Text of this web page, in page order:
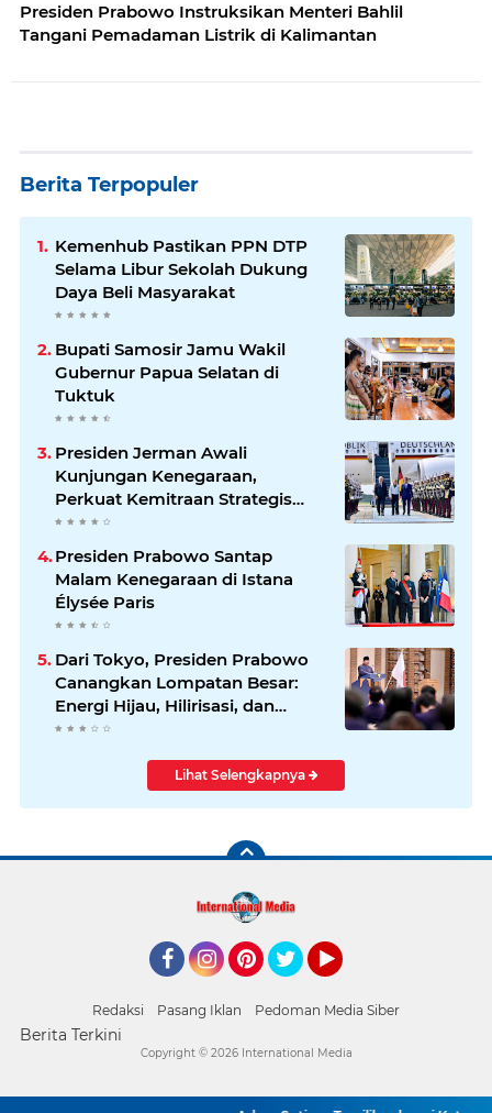
Presiden Prabowo Instruksikan Menteri Bahlil
Tangani Pemadaman Listrik di Kalimantan
Berita Terpopuler
Kemenhub Pastikan PPN DTP
Selama Libur Sekolah Dukung
Daya Beli Masyarakat
Bupati Samosir Jamu Wakil
Gubernur Papua Selatan di
Tuktuk
Presiden Jerman Awali
Kunjungan Kenegaraan,
Perkuat Kemitraan Strategis
Indonesia–Jerman
Presiden Prabowo Santap
Malam Kenegaraan di Istana
Élysée Paris
Dari Tokyo, Presiden Prabowo
Canangkan Lompatan Besar:
Energi Hijau, Hilirisasi, dan
Diplomasi Ekonomi
Lihat Selengkapnya
Redaksi Pasang Iklan Pedoman Media Siber
Berita Terkini
Copyright © 2026 International Media